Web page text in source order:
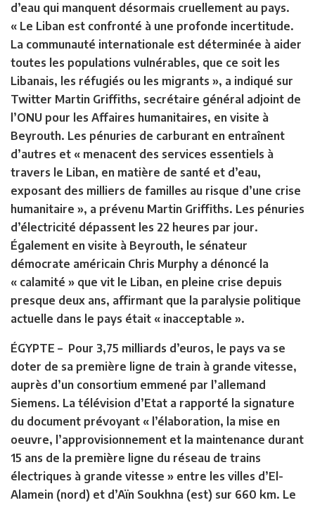
d’eau qui manquent désormais cruellement au pays.
« Le Liban est confronté à une profonde incertitude.
La communauté internationale est déterminée à aider
toutes les populations vulnérables, que ce soit les
Libanais, les réfugiés ou les migrants », a indiqué sur
Twitter Martin Griffiths, secrétaire général adjoint de
l’ONU pour les Affaires humanitaires, en visite à
Beyrouth. Les pénuries de carburant en entraînent
d’autres et « menacent des services essentiels à
travers le Liban, en matière de santé et d’eau,
exposant des milliers de familles au risque d’une crise
humanitaire », a prévenu Martin Griffiths. Les pénuries
d’électricité dépassent les 22 heures par jour.
Également en visite à Beyrouth, le sénateur
démocrate américain Chris Murphy a dénoncé la
« calamité » que vit le Liban, en pleine crise depuis
presque deux ans, affirmant que la paralysie politique
actuelle dans le pays était « inacceptable ».
ÉGYPTE – Pour 3,75 milliards d’euros, le pays va se
doter de sa première ligne de train à grande vitesse,
auprès d’un consortium emmené par l’allemand
Siemens. La télévision d’Etat a rapporté la signature
du document prévoyant « l’élaboration, la mise en
oeuvre, l’approvisionnement et la maintenance durant
15 ans de la première ligne du réseau de trains
électriques à grande vitesse » entre les villes d’El-
Alamein (nord) et d’Aïn Soukhna (est) sur 660 km. Le